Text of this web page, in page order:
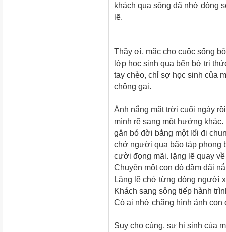
khách qua sông đã nhớ dòng
lẽ.
Thầy ơi, mặc cho cuộc sống
lớp học sinh qua bến bờ tri
tay chèo, chỉ sợ học sinh của
chông gai.
Ánh nắng mặt trời cuối ngày
mình rẽ sang một hướng
gắn bó đời bằng một lối đi
chở người qua bão táp phong
cười đọng mãi. lặng lẽ quay
Chuyện một con đò dầm dãi
Lặng lẽ chở từng dòng người
Khách sang sông tiếp hành
Có ai nhớ chăng hình ảnh con
Suy cho cùng, sự hi sinh của